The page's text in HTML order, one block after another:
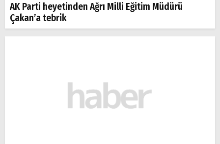
AK Parti heyetinden Ağrı Milli Eğitim Müdürü
Çakan’a tebrik